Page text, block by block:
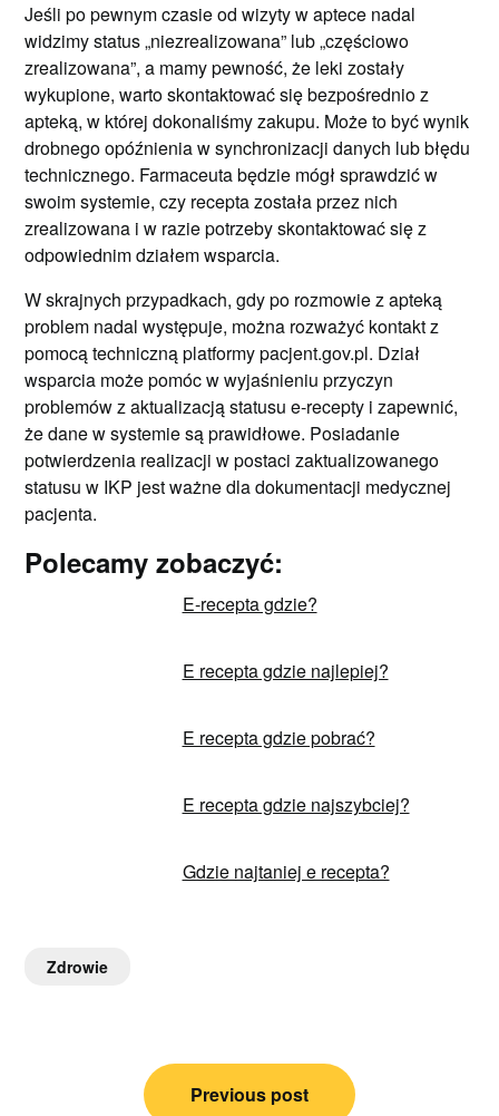
Jeśli po pewnym czasie od wizyty w aptece nadal
widzimy status „niezrealizowana” lub „częściowo
zrealizowana”, a mamy pewność, że leki zostały
wykupione, warto skontaktować się bezpośrednio z
apteką, w której dokonaliśmy zakupu. Może to być wynik
drobnego opóźnienia w synchronizacji danych lub błędu
technicznego. Farmaceuta będzie mógł sprawdzić w
swoim systemie, czy recepta została przez nich
zrealizowana i w razie potrzeby skontaktować się z
odpowiednim działem wsparcia.
W skrajnych przypadkach, gdy po rozmowie z apteką
problem nadal występuje, można rozważyć kontakt z
pomocą techniczną platformy pacjent.gov.pl. Dział
wsparcia może pomóc w wyjaśnieniu przyczyn
problemów z aktualizacją statusu e-recepty i zapewnić,
że dane w systemie są prawidłowe. Posiadanie
potwierdzenia realizacji w postaci zaktualizowanego
statusu w IKP jest ważne dla dokumentacji medycznej
pacjenta.
Polecamy zobaczyć:
E-recepta gdzie?
E recepta gdzie najlepiej?
E recepta gdzie pobrać?
E recepta gdzie najszybciej?
Gdzie najtaniej e recepta?
Zdrowie
Nawigacja
Previous post